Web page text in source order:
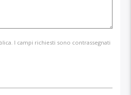
I campi richiesti sono contrassegnati